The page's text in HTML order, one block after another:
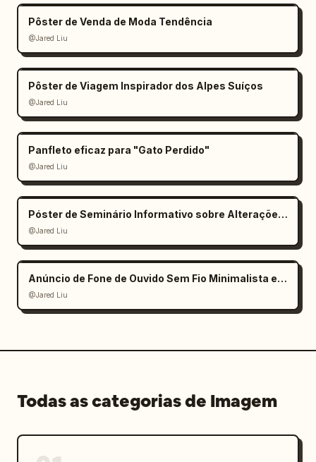
Pôster de Venda de Moda Tendência
@Jared Liu
Pôster de Viagem Inspirador dos Alpes Suíços
@Jared Liu
Panfleto eficaz para "Gato Perdido"
@Jared Liu
Póster de Seminário Informativo sobre Alterações Climáticas
@Jared Liu
Anúncio de Fone de Ouvido Sem Fio Minimalista e Elegante
@Jared Liu
Todas as categorias de Imagem